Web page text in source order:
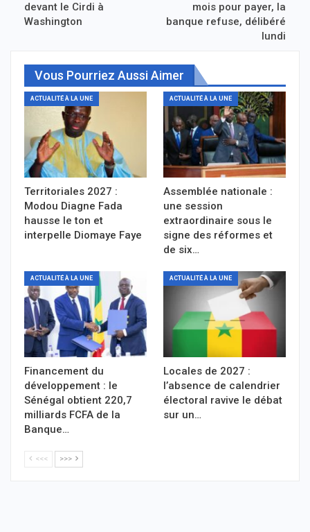
devant le Cirdi à
Washington
mois pour payer, la
banque refuse, délibéré
lundi
Vous Pourriez Aussi Aimer
ACTUALITÉ À LA UNE
Territoriales 2027 :
Modou Diagne Fada
hausse le ton et
interpelle Diomaye Faye
ACTUALITÉ À LA UNE
Assemblée nationale :
une session
extraordinaire sous le
signe des réformes et
de six…
ACTUALITÉ À LA UNE
Financement du
développement : le
Sénégal obtient 220,7
milliards FCFA de la
Banque…
ACTUALITÉ À LA UNE
Locales de 2027 :
l’absence de calendrier
électoral ravive le débat
sur un…
<<< >>>